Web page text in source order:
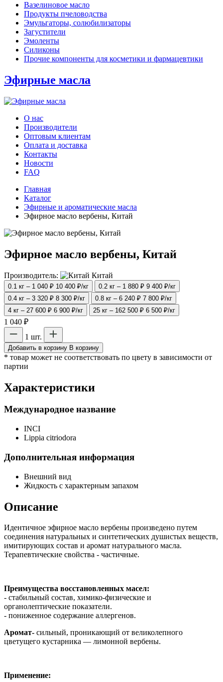
Вазелиновое масло
Продукты пчеловодства
Эмульгаторы, солюбилизаторы
Загустители
Эмоленты
Силиконы
Прочие компоненты для косметики и фармацевтики
Эфирные масла
О нас
Производители
Оптовым клиентам
Оплата и доставка
Контакты
Новости
FAQ
Главная
Каталог
Эфирные и ароматические масла
Эфирное масло вербены, Китай
Эфирное масло вербены, Китай
Производитель: Китай
0.1 кг – 1 040 ₽ 10 400 ₽/кг 0.2 кг – 1 880 ₽ 9 400 ₽/кг
0.4 кг – 3 320 ₽ 8 300 ₽/кг 0.8 кг – 6 240 ₽ 7 800 ₽/кг
4 кг – 27 600 ₽ 6 900 ₽/кг 25 кг – 162 500 ₽ 6 500 ₽/кг
1 040 ₽
1 шт.
Добавить в корзину В корзину
* товар может не соответствовать по цвету в зависимости от
партии
Характеристики
Международное название
INCI
Lippia citriodora
Дополнительная информация
Внешний вид
Жидкость с характерным запахом
Описание
Идентичное эфирное масло вербены произведено путем
соединения натуральных и синтетических душистых веществ,
имитирующих состав и аромат натурального масла.
Терапевтические свойства - частичные.
Преимущества восстановленных масел:
- стабильный состав, химико-физические и
органолептические показатели.
- пониженное содержание аллергенов.
Аромат- сильный, проникающий от великолепного
цветущего кустарника — лимонной вербены.
Применение: